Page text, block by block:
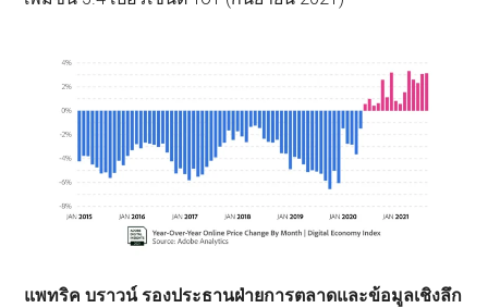
แพทริค บราวน์ รองประธานฝ่ายการตลาดและข้อมูลเชิงลึก